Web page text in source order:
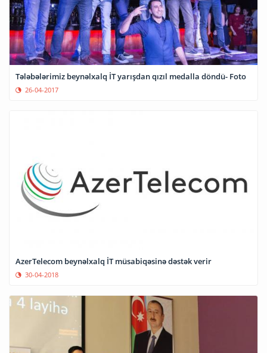
Tələbələrimiz beynəlxalq İT yarışdan qızıl medalla döndü- Foto
26-04-2017
AzerTelecom beynəlxalq İT müsabiqəsinə dəstək verir
30-04-2018